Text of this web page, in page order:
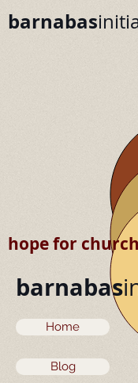
barnabas
hope for
barnabas
Home
Blog